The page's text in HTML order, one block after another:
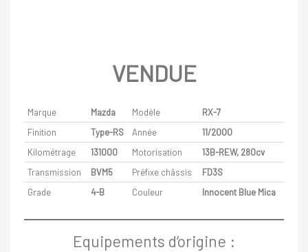
VENDUE
Marque Mazda Modèle
RX-7
Finition
Type-RS Année
11/2000
Kilométrage
131000 Motorisation
13B-REW, 280cv
Transmission
BVM5 Préfixe châssis
FD3S
Grade
4-B Couleur Innocent Blue Mica
Equipements d’origine :